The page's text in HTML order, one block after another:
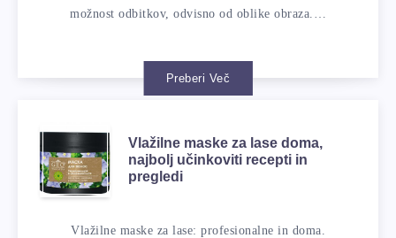
možnost odbitkov, odvisno od oblike obraza.…
Preberi Več
Vlažilne maske za lase doma,
najbolj učinkoviti recepti in
pregledi
Vlažilne maske za lase: profesionalne in doma.